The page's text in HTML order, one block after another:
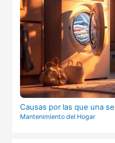
Causas por las que una
Mantenimiento del Hogar